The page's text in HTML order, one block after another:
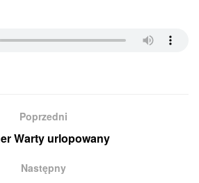
Poprzedni
Warty urlopowany
Następny